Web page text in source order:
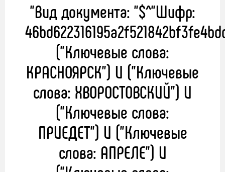
"Вид документа: "$^"Шифр:
("Ключевые слова:
КРАСНОЯРСК") И ("Ключевые
слова: ХВОРОСТОВСКИЙ") И
("Ключевые слова:
ПРИЕДЕТ") И ("Ключевые
слова: АПРЕЛЕ") И